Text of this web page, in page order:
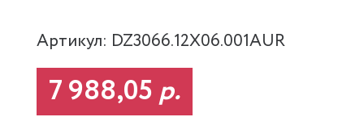
Артикул: DZ3066.12X06.001AUR
7 988,05 р.